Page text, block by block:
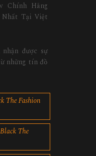
Chính Hãng
Tại Việt
được sự
những tín đồ
The Fashion
The